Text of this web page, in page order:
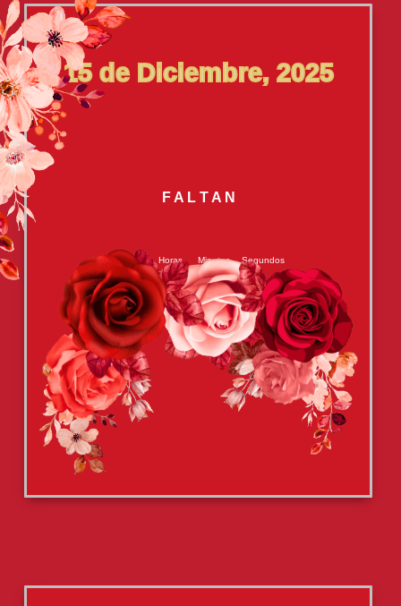
15 de Diciembre, 2025
F A L T A N
Días Horas Minutos Segundos